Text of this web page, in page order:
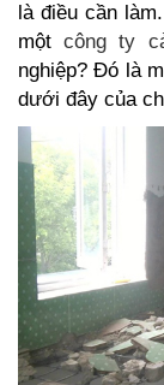
là điều cần
mộtcông ty
nghiệp? Đó là
dưới đây của